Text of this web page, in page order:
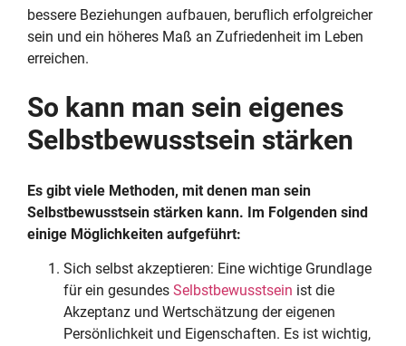
bessere Beziehungen aufbauen, beruflich erfolgreicher
sein und ein höheres Maß an Zufriedenheit im Leben
erreichen.
So kann man sein eigenes
Selbstbewusstsein stärken
Es gibt viele Methoden, mit denen man sein
Selbstbewusstsein stärken kann. Im Folgenden sind
einige Möglichkeiten aufgeführt:
Sich selbst akzeptieren: Eine wichtige Grundlage
für ein gesundes Selbstbewusstsein ist die
Akzeptanz und Wertschätzung der eigenen
Persönlichkeit und Eigenschaften. Es ist wichtig,